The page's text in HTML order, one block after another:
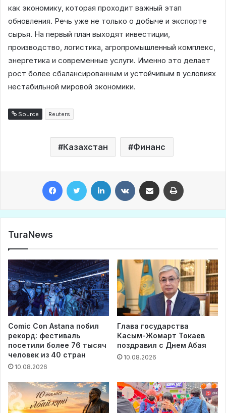
как экономику, которая проходит важный этап
обновления. Речь уже не только о добыче и экспорте
сырья. На первый план выходят инвестиции,
производство, логистика, агропромышленный комплекс,
энергетика и современные услуги. Именно это делает
рост более сбалансированным и устойчивым в условиях
нестабильной мировой экономики.
Source Reuters
Казахстан Финанс
TuraNews
Comic Con Astana побил
рекорд: фестиваль
посетили более 76 тысяч
человек из 40 стран
10.08.2026
Глава государства
Касым-Жомарт Токаев
поздравил с Днем Абая
10.08.2026